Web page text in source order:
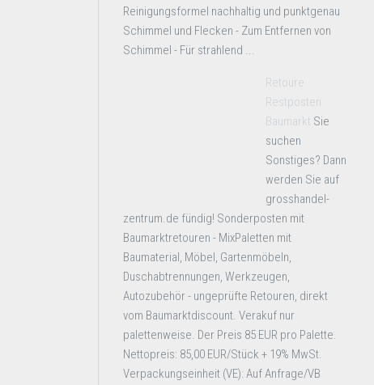
Reinigungsformel nachhaltig und punktgenau
Schimmel und Flecken - Zum Entfernen von
Schimmel - Für strahlend ...
Retoure
Restposten
Baumarkt Sie
suchen
Sonstiges? Dann
werden Sie auf
grosshandel-
zentrum.de fündig! Sonderposten mit
Baumarktretouren - MixPaletten mit
Baumaterial, Möbel, Gartenmöbeln,
Duschabtrennungen, Werkzeugen,
Autozubehör - ungeprüfte Retouren, direkt
vom Baumarktdiscount. Verakuf nur
palettenweise. Der Preis 85 EUR pro Palette.
Nettopreis: 85,00 EUR/Stück + 19% MwSt.
Verpackungseinheit (VE): Auf Anfrage/VB